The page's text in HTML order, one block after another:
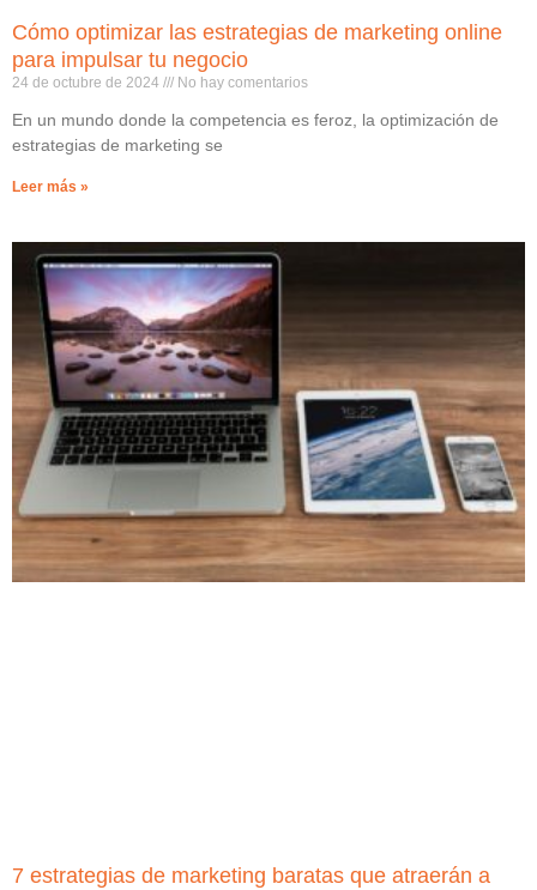
Cómo optimizar las estrategias de marketing online
para impulsar tu negocio
24 de octubre de 2024 No hay comentarios
En un mundo donde la competencia es feroz, la optimización de
estrategias de marketing se
Leer más »
7 estrategias de marketing baratas que atraerán a